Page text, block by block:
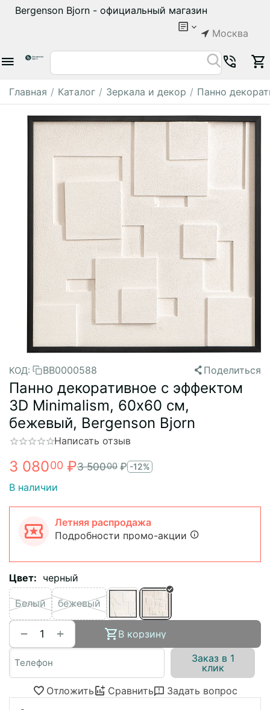
Bergenson Bjorn - официальный магазин
Москва
Главная / Каталог / Зеркала и декор / Панно
КОД: BB0000588 Поделиться
Панно декоративное с эффектом
3D Minimalism, 60х60 см,
бежевый, Bergenson Bjorn
Написать отзыв
3 08000 ₽3 50000 ₽ -12%
В наличии
Летняя распродажа
Подробности промо-акции
Цвет: черный
Белый бежевый
+
−
В корзину
Заказ в 1
клик
Отложить
Сравнить
Задать вопрос